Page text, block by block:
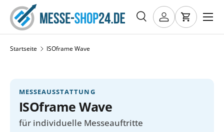
DIREKT ZUM INHALT
Suchen
Art
SucheEinloggen
Menü
Startseite ISOframe Wave
MESSEAUSSTATTUNG
ISOframe Wave
für individuelle Messeauftritte